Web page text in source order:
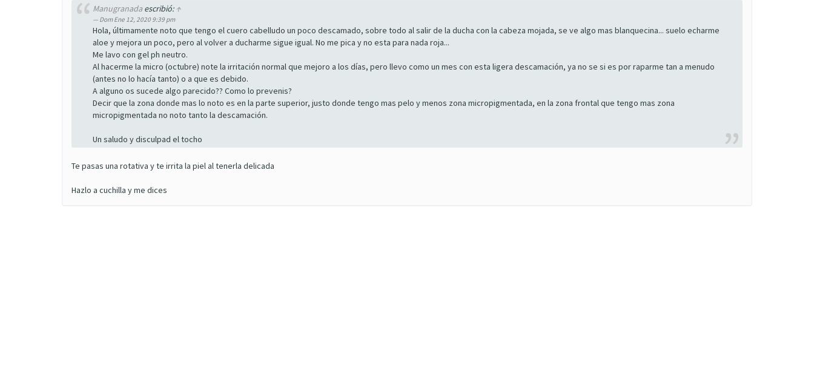
Manugranada escribió:↑
Dom Ene 12, 2020 9:39 pm
Hola, últimamente noto que tengo el cuero cabelludo un poco descamado, sobre todo al salir de la ducha con la cabeza mojada, se ve algo mas blanquecina... suelo echarme
aloe y mejora un poco, pero al volver a ducharme sigue igual. No me pica y no esta para nada roja...
Me lavo con gel ph neutro.
Al hacerme la micro (octubre) note la irritación normal que mejoro a los días, pero llevo como un mes con esta ligera descamación, ya no se si es por raparme tan a menudo
(antes no lo hacía tanto) o a que es debido.
A alguno os sucede algo parecido?? Como lo prevenis?
Decir que la zona donde mas lo noto es en la parte superior, justo donde tengo mas pelo y menos zona micropigmentada, en la zona frontal que tengo mas zona
micropigmentada no noto tanto la descamación.
Un saludo y disculpad el tocho
Te pasas una rotativa y te irrita la piel al tenerla delicada
Hazlo a cuchilla y me dices